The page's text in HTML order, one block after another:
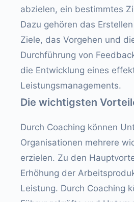
abzielen, ein bestimmtes
Dazu gehören das
Ziele, das Vorgehen und
Durchführung von
die Entwicklung eines
Leistungsmanagements.
Die wichtigsten
Durch Coaching können
Organisationen mehrere
erzielen. Zu den
Erhöhung der
Leistung. Durch Coaching